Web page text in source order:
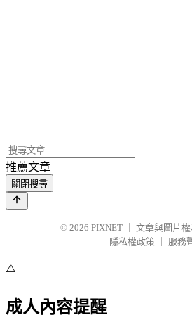
推薦文章
關閉搜尋
© 2026 PIXNET
文章與圖片
隱私權政策
服務
⚠️
成人內容提醒